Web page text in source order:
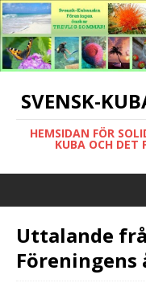
SVENSK-
HEMSIDAN FÖR
KUBA OCH DET
Uttalande
Föreningens